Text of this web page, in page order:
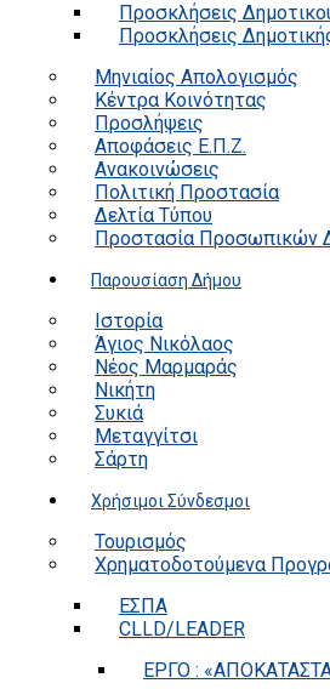
Προσκλήσεις
Προσκλήσεις
Μηνιαίος Απολογισμός
Κέντρα Κοινότητας
Προσλήψεις
Αποφάσεις Ε.Π.Ζ.
Ανακοινώσεις
Πολιτική Προστασία
Δελτία Τύπου
Προστασία Προσωπικών
Παρουσίαση Δήμου
Ιστορία
Άγιος Νικόλαος
Νέος Μαρμαράς
Νικήτη
Συκιά
Μεταγγίτσι
Σάρτη
Χρήσιμοι Σύνδεσμοι
Τουρισμός
Χρηματοδοτούμενα
ΕΣΠΑ
CLLD/LEADER
ΕΡΓΟ :